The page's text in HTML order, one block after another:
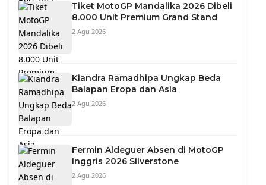
Tiket MotoGP Mandalika 2026 Dibeli
8.000 Unit Premium Grand Stand
2 Agu 2026
Kiandra Ramadhipa Ungkap Beda
Balapan Eropa dan Asia
2 Agu 2026
Fermin Aldeguer Absen di MotoGP
Inggris 2026 Silverstone
2 Agu 2026